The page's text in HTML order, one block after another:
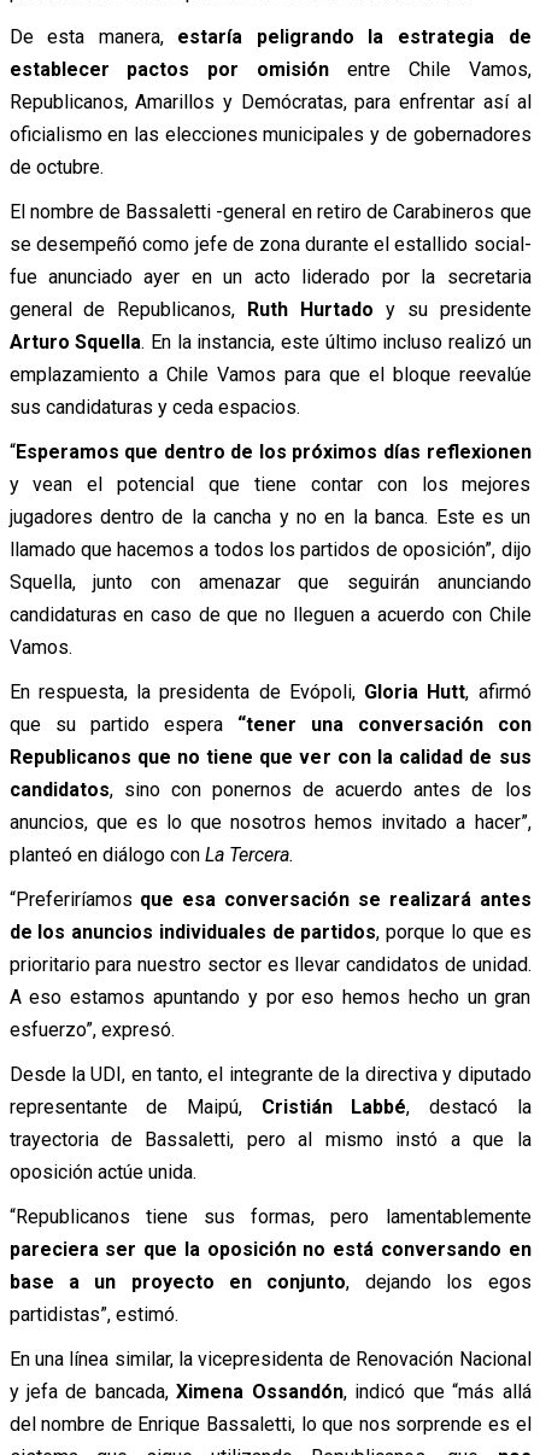
De esta manera,estaría peligrando la estrategia de
establecer pactos por omisión entre Chile Vamos,
Republicanos, Amarillos y Demócratas, para enfrentar así al
oficialismo en las elecciones municipales y de gobernadores
de octubre.
El nombre de Bassaletti -general en retiro de Carabineros que
se desempeñó como jefe de zona durante el estallido social-
fue anunciado ayer en un acto liderado por la secretaria
general de Republicanos, Ruth Hurtado y su presidente
Arturo Squella. En la instancia, este último incluso realizó un
emplazamiento a Chile Vamos para que el bloque reevalúe
sus candidaturas y ceda espacios.
“Esperamos que dentro de los próximos días reflexionen
y vean el potencial que tiene contar con los mejores
jugadores dentro de la cancha y no en la banca. Este es un
llamado que hacemos a todos los partidos de oposición”, dijo
Squella, junto con amenazar que seguirán anunciando
candidaturas en caso de que no lleguen a acuerdo con Chile
Vamos.
En respuesta, la presidenta de Evópoli, Gloria Hutt, afirmó
que su partido espera “tener una conversación con
Republicanos que no tiene que ver con la calidad de sus
candidatos, sino con ponernos de acuerdo antes de los
anuncios, que es lo que nosotros hemos invitado a hacer”,
planteó en diálogo conLa Tercera.
“Preferiríamos que esa conversación se realizará antes
de los anuncios individuales de partidos, porque lo que es
prioritario para nuestro sector es llevar candidatos de unidad.
A eso estamos apuntando y por eso hemos hecho un gran
esfuerzo”, expresó.
Desde la UDI, en tanto, el integrante de la directiva y diputado
representante de Maipú, Cristián Labbé, destacó la
trayectoria de Bassaletti, pero al mismo instó a que la
oposición actúe unida.
“Republicanos tiene sus formas, pero lamentablemente
pareciera ser que la oposición no está conversando en
base a un proyecto en conjunto, dejando los egos
partidistas”, estimó.
En una línea similar, la vicepresidenta de Renovación Nacional
y jefa de bancada,Ximena Ossandón, indicó que “más allá
del nombre de Enrique Bassaletti, lo que nos sorprende es el